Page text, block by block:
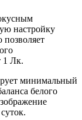
настройку
позволяет
1 Лк.
минимальный
белого